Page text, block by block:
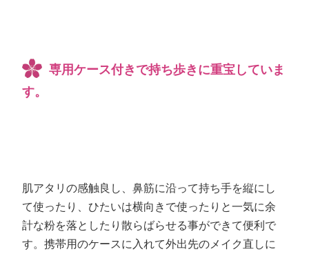
専用ケース付きで持ち歩きに重宝していま
す。
肌アタリの感触良し、鼻筋に沿って持ち手を縦にし
て使ったり、ひたいは横向きで使ったりと一気に余
計な粉を落としたり散らばらせる事ができて便利で
す。携帯用のケースに入れて外出先のメイク直しに